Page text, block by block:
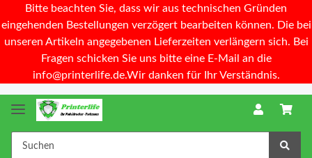
Bitte beachten Sie, dass wir aus technischen Gründen
eingehenden Bestellungen verzögert bearbeiten können. Die bei
unseren Artikeln angegebenen Lieferzeiten verlängern sich. Bei
Fragen schicken Sie uns bitte eine E-Mail an die
info@printerlife.de.Wir danken für Ihr Verständnis.